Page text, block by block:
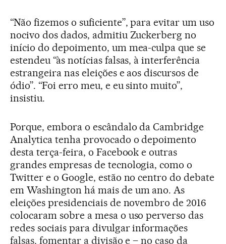
“Não fizemos o suficiente”, para evitar um uso
nocivo dos dados, admitiu Zuckerberg no
início do depoimento, um mea-culpa que se
estendeu “às notícias falsas, à interferência
estrangeira nas eleições e aos discursos de
ódio”. “Foi erro meu, e eu sinto muito”,
insistiu.
Porque, embora o escândalo da Cambridge
Analytica tenha provocado o depoimento
desta terça-feira, o Facebook e outras
grandes empresas de tecnologia, como o
Twitter e o Google, estão no centro do debate
em Washington há mais de um ano. As
eleições presidenciais de novembro de 2016
colocaram sobre a mesa o uso perverso das
redes sociais para divulgar informações
falsas, fomentar a divisão e – no caso da